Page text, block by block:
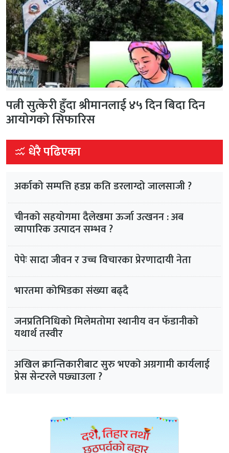
पत्नी सुत्केरी हुँदा श्रीमानलाई ४५ दिन बिदा दिन
आयोगको सिफारिस
धेरै पढिएका
अर्काको सम्पत्ति हडप्न कति डरलाग्दो जालसाजी ?
चीनको सहयोगमा दैलेखमा ऊर्जा उत्खनन : अब
व्यापारिक उत्पादन सम्भव ?
पेपेः सादा जीवन र उच्च विचारका प्रेरणादायी नेता
भारतमा कोभिडका संख्या बढ्दै
जनप्रतिनिधिको मिलेमतोमा स्थानीय वन फँडानीको
यथार्थ तस्वीर
अखिल क्रान्तिकारीबाट सुरु भएको अग्रगामी कार्यलाई
प्रेस सेन्टरले पछ्याउला ?